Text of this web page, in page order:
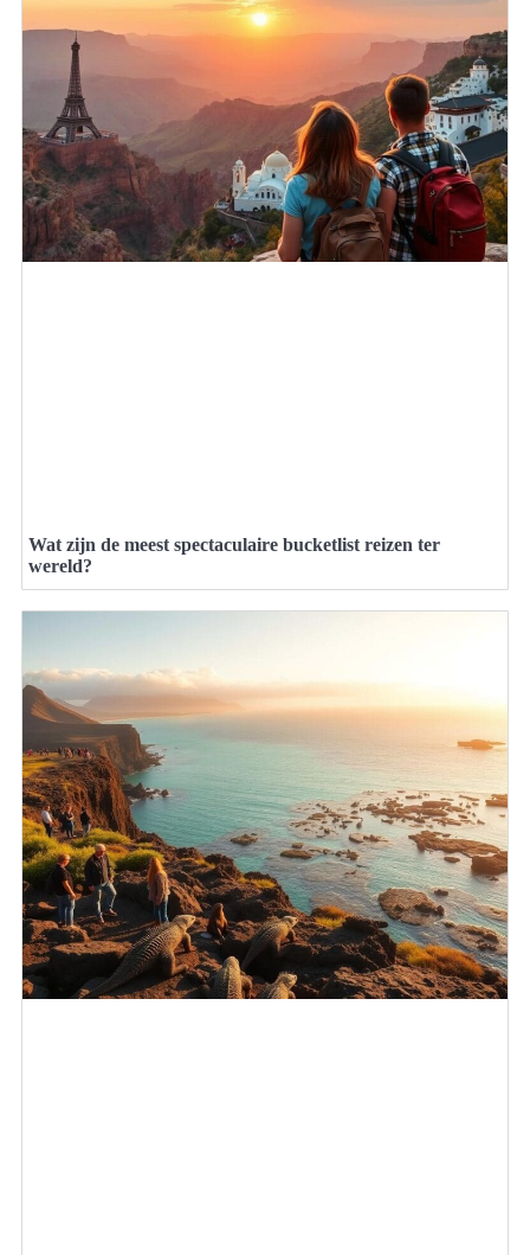
Wat zijn de meest spectaculaire bucketlist reizen ter
wereld?